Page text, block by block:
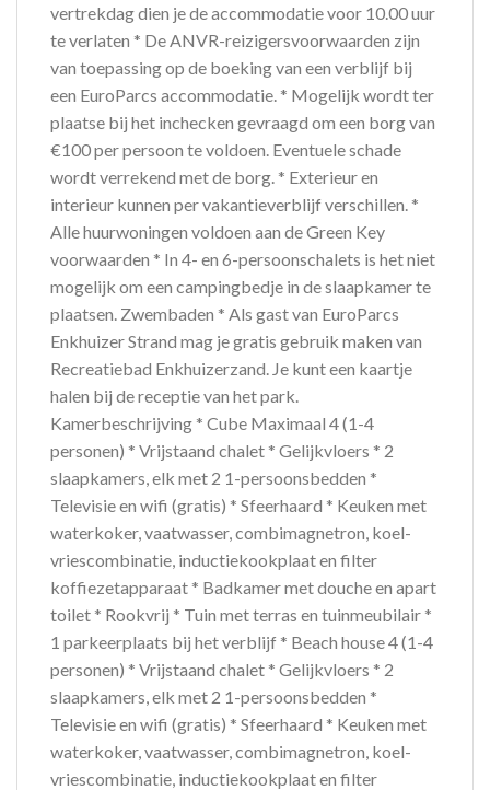
vertrekdag dien je de accommodatie voor 10.00 uur
te verlaten * De ANVR-reizigersvoorwaarden zijn
van toepassing op de boeking van een verblijf bij
een EuroParcs accommodatie. * Mogelijk wordt ter
plaatse bij het inchecken gevraagd om een borg van
€100 per persoon te voldoen. Eventuele schade
wordt verrekend met de borg. * Exterieur en
interieur kunnen per vakantieverblijf verschillen. *
Alle huurwoningen voldoen aan de Green Key
voorwaarden * In 4- en 6-persoonschalets is het niet
mogelijk om een campingbedje in de slaapkamer te
plaatsen. Zwembaden * Als gast van EuroParcs
Enkhuizer Strand mag je gratis gebruik maken van
Recreatiebad Enkhuizerzand. Je kunt een kaartje
halen bij de receptie van het park.
Kamerbeschrijving * Cube Maximaal 4 (1-4
personen) * Vrijstaand chalet * Gelijkvloers * 2
slaapkamers, elk met 2 1-persoonsbedden *
Televisie en wifi (gratis) * Sfeerhaard * Keuken met
waterkoker, vaatwasser, combimagnetron, koel-
vriescombinatie, inductiekookplaat en filter
koffiezetapparaat * Badkamer met douche en apart
toilet * Rookvrij * Tuin met terras en tuinmeubilair *
1 parkeerplaats bij het verblijf * Beach house 4 (1-4
personen) * Vrijstaand chalet * Gelijkvloers * 2
slaapkamers, elk met 2 1-persoonsbedden *
Televisie en wifi (gratis) * Sfeerhaard * Keuken met
waterkoker, vaatwasser, combimagnetron, koel-
vriescombinatie, inductiekookplaat en filter